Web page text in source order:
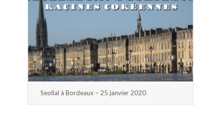
Seollal à Bordeaux – 25 janvier 2020